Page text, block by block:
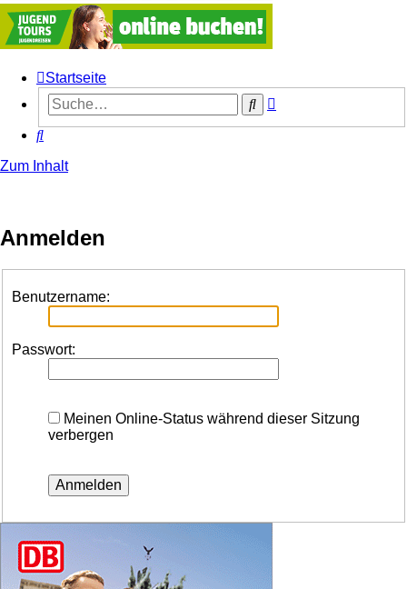
Startseite
Suche
Suche
Zum Inhalt
Anmelden
Benutzername:
Passwort:
Meinen Online-Status während dieser Sitzung
verbergen